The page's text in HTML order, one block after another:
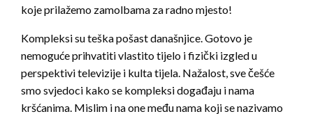
koje prilažemo zamolbama za radno mjesto!
Kompleksi su teška pošast današnjice. Gotovo je
nemoguće prihvatiti vlastito tijelo i fizički izgled u
perspektivi televizije i kulta tijela. Nažalost, sve češće
smo svjedoci kako se kompleksi događaju i nama
kršćanima. Mislim i na one među nama koji se nazivamo